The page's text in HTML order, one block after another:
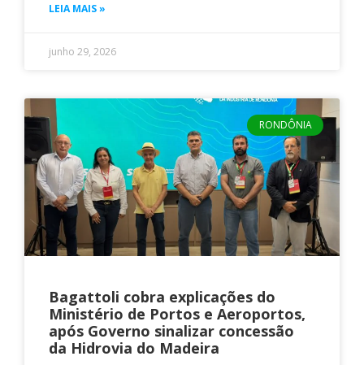
LEIA MAIS »
junho 29, 2026
RONDÔNIA
Bagattoli cobra explicações do
Ministério de Portos e Aeroportos,
após Governo sinalizar concessão
da Hidrovia do Madeira